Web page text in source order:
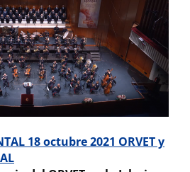
18 octubre 2021 ORVET y